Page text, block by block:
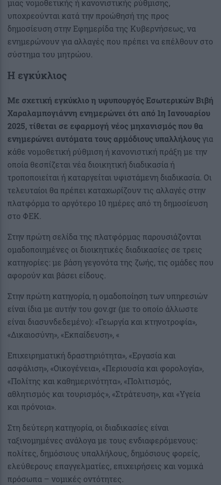
μιας νομοθετικής ή κανονιστικής ρύθμισης,
υποχρεούνται κατά την προώθησή της προς
δημοσίευση στην Εφημερίδα της Κυβερνήσεως, να
ενημερώνουν για αλλαγές που πρέπει να επέλθουν στο
σύστημα του μητρώου.
Η εγκύκλιος
Με σχετική εγκύκλιο η υφυπουργός Εσωτερικών Βιβή
Χαραλαμπογιάννη ενημερώνει ότι από 1η Ιανουαρίου
2025, τίθεται σε εφαρμογή νέος μηχανισμός που θα
ενημερώνει αυτόματα τους αρμόδιους υπαλλήλουςγια
κάθε νομοθετική ρύθμιση ή κανονιστική πράξη με την
οποία θεσπίζεται νέα διοικητική διαδικασία ή
τροποποιείται ή καταργείται υφιστάμενη διαδικασία. Οι
τελευταίοι θα πρέπει καταχωρίζουν τις αλλαγές στην
πλατφόρμα το αργότερο 10 ημέρες από τη δημοσίευση
στο ΦΕΚ.
Στην πρώτη σελίδα της πλατφόρμας παρουσιάζονται
ομαδοποιημένες οι διοικητικές διαδικασίες σε τρεις
κατηγορίες: με βάση γεγονότα της ζωής, τις ομάδες που
αφορούν και βάσει είδους.
Στην πρώτη κατηγορία, η ομαδοποίηση των υπηρεσιών
είναι ίδια με αυτήν του gov.gr (με το οποίο άλλωστε
είναι διασυνδεδεμένο): «Γεωργία και κτηνοτροφία»,
«Δικαιοσύνη», «Εκπαίδευση», «
Επιχειρηματική δραστηριότητα», «Εργασία και
ασφάλιση», «Οικογένεια», «Περιουσία και φορολογία»,
«Πολίτης και καθημερινότητα», «Πολιτισμός,
αθλητισμός και τουρισμός», «Στράτευση», και «Υγεία
και πρόνοια».
Στη δεύτερη κατηγορία, οι διαδικασίες είναι
ταξινομημένες ανάλογα με τους ενδιαφερόμενους:
πολίτες, δημόσιους υπαλλήλους, δημόσιους φορείς,
ελεύθερους επαγγελματίες, επιχειρήσεις και νομικά
πρόσωπα – νομικές οντότητες.